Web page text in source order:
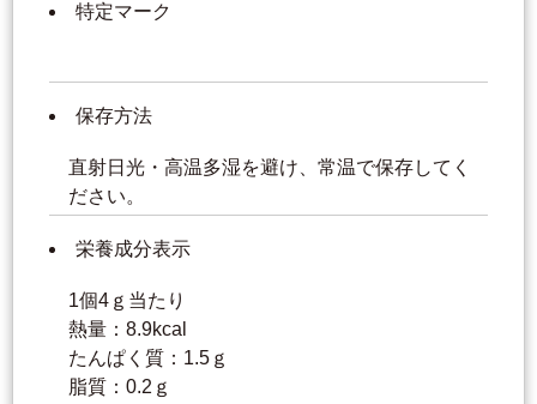
特定マーク
保存方法
直射日光・高温多湿を避け、常温で保存してく
ださい。
栄養成分表示
1個4ｇ当たり
熱量：8.9kcal
たんぱく質：1.5ｇ
脂質：0.2ｇ